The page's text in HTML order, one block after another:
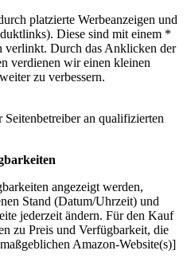
platzierte Werbeanzeigen und
Diese sind mit einem *
verlinkt. Durch das Anklicken der
verdienen wir einen kleinen
zu verbessern.
an qualifizierten
angezeigt werden,
Stand (Datum/Uhrzeit) und
jederzeit ändern. Für den Kauf
zu Preis und Verfügbarkeit, die
Amazon-Website(s)]